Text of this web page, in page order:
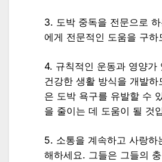
3. 도박 중독을 전문으로
에게 전문적인 도움을 구하
4. 규칙적인 운동과 영양가
건강한 생활 방식을 개발
은 도박 욕구를 유발할 수
을 줄이는 데 도움이 될 것
5. 소통을 계속하고 사랑하
해하세요. 그들은 그들의